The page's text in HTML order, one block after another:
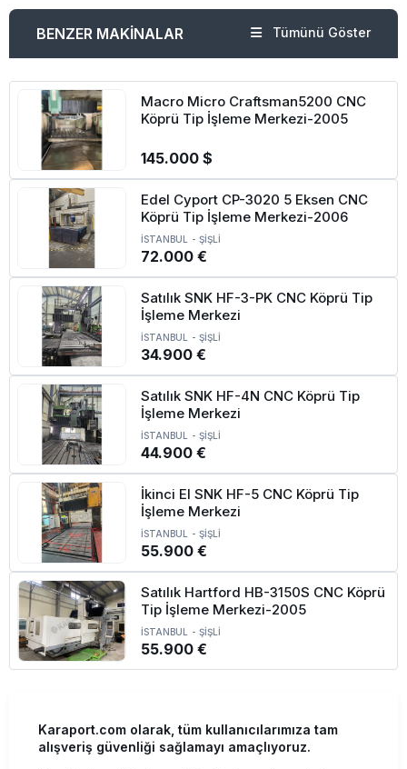
BENZER MAKİNALAR Tümünü Göster
Macro Micro Craftsman5200 CNC
Köprü Tip İşleme Merkezi-2005
145.000 $
Edel Cyport CP-3020 5 Eksen CNC
Köprü Tip İşleme Merkezi-2006
İSTANBUL - ŞİŞLİ
72.000 €
Satılık SNK HF-3-PK CNC Köprü Tip
İşleme Merkezi
İSTANBUL - ŞİŞLİ
34.900 €
Satılık SNK HF-4N CNC Köprü Tip
İşleme Merkezi
İSTANBUL - ŞİŞLİ
44.900 €
İkinci El SNK HF-5 CNC Köprü Tip
İşleme Merkezi
İSTANBUL - ŞİŞLİ
55.900 €
Satılık Hartford HB-3150S CNC Köprü
Tip İşleme Merkezi-2005
İSTANBUL - ŞİŞLİ
55.900 €
Karaport.com olarak, tüm kullanıcılarımıza tam
alışveriş güvenliği sağlamayı amaçlıyoruz.